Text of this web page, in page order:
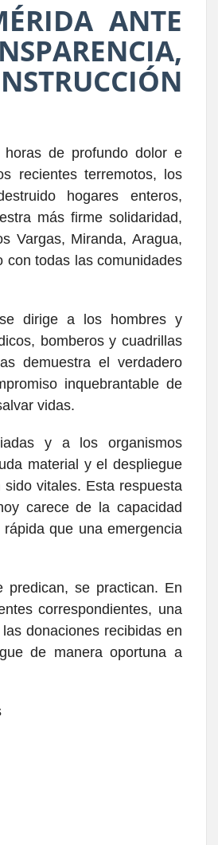
ANTE
de profundo dolor e
recientes terremotos, los
hogares enteros,
más firme solidaridad,
Vargas, Miranda, Aragua,
con todas las comunidades
se dirige a los hombres y
bomberos y cuadrillas
demuestra el verdadero
inquebrantable de
vidas.
y a los organismos
material y el despliegue
vitales. Esta respuesta
carece de la capacidad
que una emergencia
predican, se practican. En
correspondientes, una
donaciones recibidas en
de manera oportuna a